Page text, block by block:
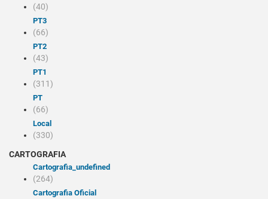
(40)
PT3
(66)
PT2
(43)
PT1
(311)
PT
(66)
Local
(330)
CARTOGRAFIA
cartografia_undefined
(264)
Cartografia Oficial